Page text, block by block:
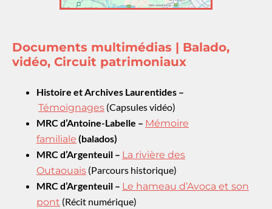
Documents multimédias | Balado,
vidéo, Circuit patrimoniaux
Histoire et Archives Laurentides –
Témoignages (Capsules vidéo)
MRC d’Antoine-Labelle – Mémoire
familiale (balados)
MRC d’Argenteuil – La rivière des
Outaouais (Parcours historique)
MRC d’Argenteuil – Le hameau d’Avoca et son
pont (Récit numérique)